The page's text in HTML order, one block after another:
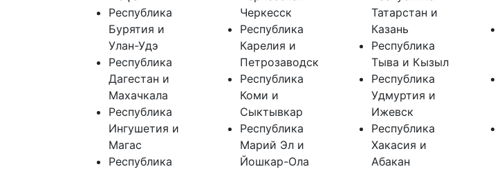
Республика
Бурятия и
Улан-Удэ
Республика
Дагестан и
Махачкала
Республика
Ингушетия и
Магас
Республика
Черкесск
Республика
Карелия и
Петрозаводск
Республика
Коми и
Сыктывкар
Республика
Марий Эл и
Йошкар-Ола
Татарстан и
Казань
Республика
Тыва и Кызыл
Республика
Удмуртия и
Ижевск
Республика
Хакасия и
Абакан